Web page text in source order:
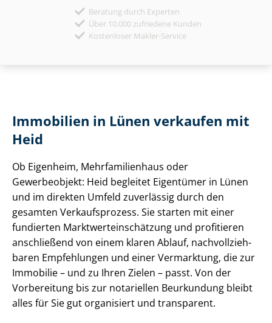
Beratung durch Experten
Über 10.000 zufriedene Kunden
Kostenloser Makler-Service
Immobilien in Lünen verkaufen mit
Heid
Ob Eigenheim, Mehr­fa­mi­li­en­haus oder
Gewerbeobjekt: Heid begleitet Eigentümer in Lünen
und im direkten Umfeld zuverlässig durch den
gesamten Verkaufsprozess. Sie starten mit einer
fundierten Markt­wert­ein­schät­zung und profitieren
anschließend von einem klaren Ablauf, nach­voll­zieh­
ba­ren Empfehlungen und einer Vermarktung, die zur
Immobilie – und zu Ihren Zielen – passt. Von der
Vorbereitung bis zur notariellen Beurkundung bleibt
alles für Sie gut organisiert und transparent.